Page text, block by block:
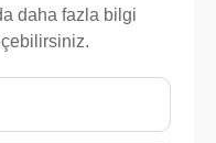
daha fazla bilgi